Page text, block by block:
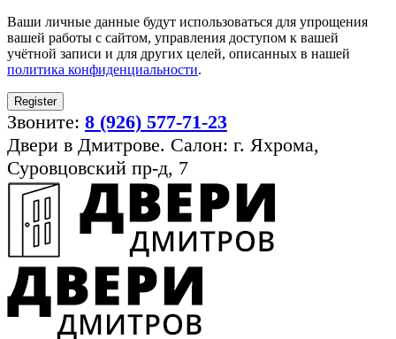
Ваши личные данные будут использоваться для упрощения
вашей работы с сайтом, управления доступом к вашей
учётной записи и для других целей, описанных в нашей
политика конфиденциальности.
Register
Звоните: 8 (926) 577-71-23
Двери в Дмитрове. Салон: г. Яхрома,
Суровцовский пр-д, 7